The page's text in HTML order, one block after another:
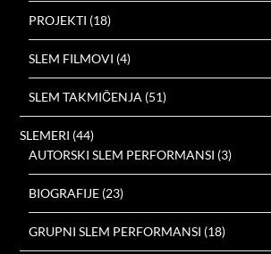
PROJEKTI (18)
SLEM FILMOVI (4)
SLEM TAKMIČENJA (51)
SLEMERI (44)
AUTORSKI SLEM PERFORMANSI (3)
BIOGRAFIJE (23)
GRUPNI SLEM PERFORMANSI (18)